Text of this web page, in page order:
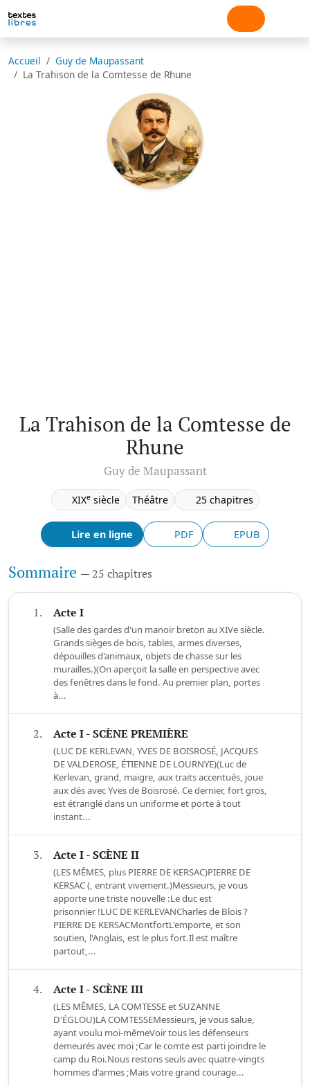
Accueil
Guy de Maupassant
La Trahison de la Comtesse de Rhune
La Trahison de la Comtesse de
Rhune
Guy de Maupassant
XIXe siècle Théâtre 25 chapitres
Lire en ligne PDF EPUB
Sommaire — 25 chapitres
1. Acte I
(Salle des gardes d'un manoir breton au XIVe siècle.
Grands sièges de bois, tables, armes diverses,
dépouilles d'animaux, objets de chasse sur les
murailles.)(On aperçoit la salle en perspective avec
des fenêtres dans le fond. Au premier plan, portes
à...
2. Acte I - SCÈNE PREMIÈRE
(LUC DE KERLEVAN, YVES DE BOISROSÉ, JACQUES
DE VALDEROSE, ÉTIENNE DE LOURNYE)(Luc de
Kerlevan, grand, maigre, aux traits accentués, joue
aux dés avec Yves de Boisrosé. Ce dernier, fort gros,
est étranglé dans un uniforme et porte à tout
instant...
3. Acte I - SCÈNE II
(LES MÊMES, plus PIERRE DE KERSAC)PIERRE DE
KERSAC (, entrant vivement.)Messieurs, je vous
apporte une triste nouvelle :Le duc est
prisonnier !LUC DE KERLEVANCharles de Blois ?
PIERRE DE KERSACMontfortL'emporte, et son
soutien, l'Anglais, est le plus fort.Il est maître
partout,...
4. Acte I - SCÈNE III
(LES MÊMES, LA COMTESSE et SUZANNE
D'ÉGLOU)LA COMTESSEMessieurs, je vous salue,
ayant voulu moi-mêmeVoir tous les défenseurs
demeurés avec moi ;Car le comte est parti joindre le
camp du Roi.Nous restons seuls avec quatre-vingts
hommes d'armes ;Mais votre grand courage...